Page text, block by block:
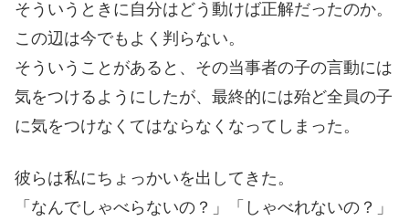
そういうときに自分はどう動けば正解だったのか。
この辺は今でもよく判らない。
そういうことがあると、その当事者の子の言動には
気をつけるようにしたが、最終的には殆ど全員の子
に気をつけなくてはならなくなってしまった。
彼らは私にちょっかいを出してきた。
「なんでしゃべらないの？」「しゃべれないの？」